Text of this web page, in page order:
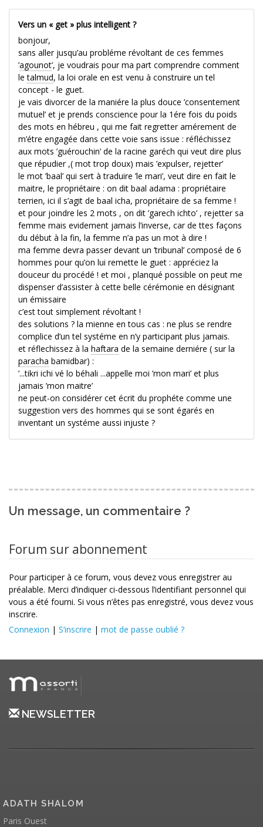
Vers un « get » plus intelligent ?
bonjour,
sans aller jusqu’au probléme révoltant de ces femmes
’agounot’, je voudrais pour ma part comprendre comment
letalmud, la loi orale en est venu à construire un tel
concept - le guet.
je vais divorcer de la maniére la plus douce ’consentement
mutuel’ et je prends conscience pour la 1ére fois du poids
des mots en hébreu , qui me fait regretter amérement de
m’étre engagée dans cette voie sans issue : réfléchissez
aux mots ’guérouchin’ de la racine garéch qui veut dire plus
que répudier ,( mot trop doux) mais ’expulser, rejetter’
le mot ’baal’ qui sert à traduire ’le mari’, veut dire en fait le
maitre, le propriétaire : on dit baal adama : propriétaire
terrien, ici il s’agit de baal icha, propriétaire de sa femme !
et pour joindre les 2 mots , on dit ’garech ichto’ , rejetter sa
femme mais evidement jamais l’inverse, car de ttes façons
du début à la fin, la femme n’a pas un mot à dire !
ma femme devra passer devant un ’tribunal’ composé de 6
hommes pour qu’on lui remette le guet : appréciez la
douceur du procédé ! et moi , planqué possible on peut me
dispenser d’assister à cette belle cérémonie en désignant
un émissaire
c’est tout simplement révoltant !
des solutions ? la mienne en tous cas : ne plus se rendre
complice d’un tel systéme en n’y participant plus jamais.
et réflechissez à la haftara de la semaine derniére ( sur la
paracha bamidbar) :
’...tikri ichi vé lo béhali ...appelle moi ’mon mari’ et plus
jamais ’mon maitre’
ne peut-on considérer cet écrit du prophéte comme une
suggestion vers des hommes qui se sont égarés en
inventant un systéme aussi injuste ?
Un message, un commentaire ?
Forum sur abonnement
Pour participer à ce forum, vous devez vous enregistrer au
préalable. Merci d’indiquer ci-dessous l’identifiant personnel qui
vous a été fourni. Si vous n’êtes pas enregistré, vous devez vous
inscrire.
Connexion | S’inscrire | mot de passe oublié ?
NEWSLETTER
ADATH SHALOM
Paris Ouest